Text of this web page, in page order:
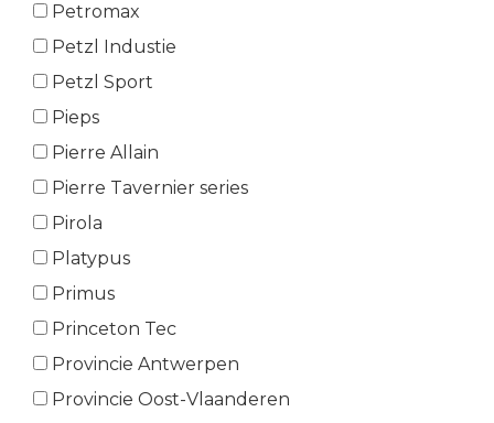
Petromax
Petzl Industie
Petzl Sport
Pieps
Pierre Allain
Pierre Tavernier series
Pirola
Platypus
Primus
Princeton Tec
Provincie Antwerpen
Provincie Oost-Vlaanderen